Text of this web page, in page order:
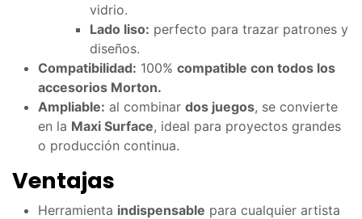
vidrio.
Lado liso: perfecto para trazar patrones y
diseños.
Compatibilidad: 100% compatible con todos los
accesorios Morton.
Ampliable: al combinar dos juegos, se convierte
en la Maxi Surface, ideal para proyectos grandes
o producción continua.
Ventajas
Herramienta indispensable para cualquier artista